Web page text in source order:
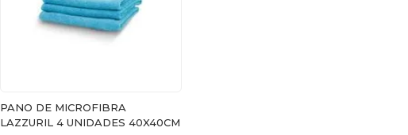
PANO DE MICROFIBRA
LAZZURIL 4 UNIDADES 40X40CM